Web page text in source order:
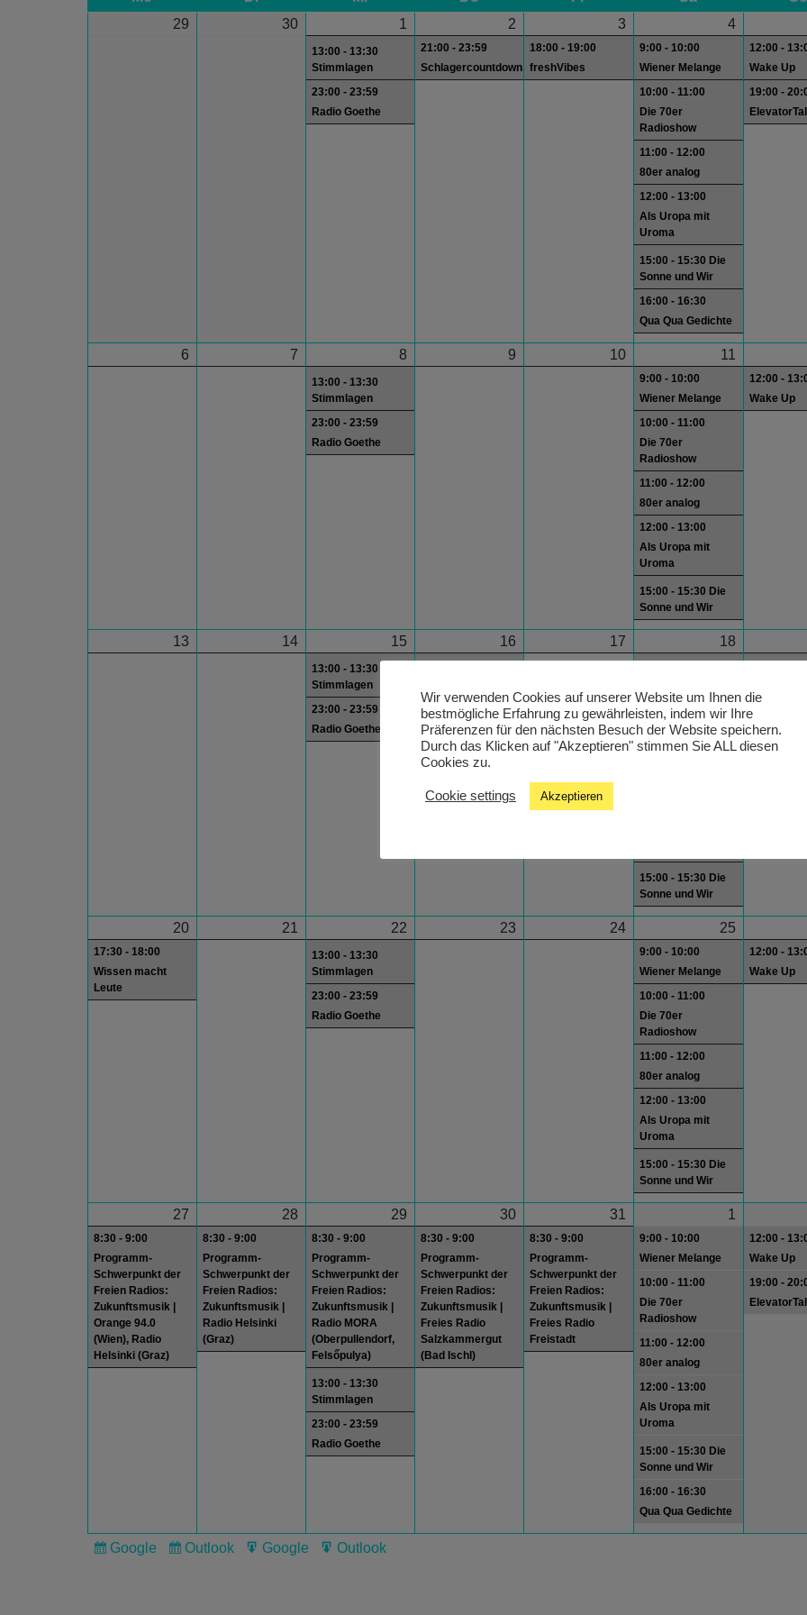
29
30 1
13:00 - 13:30
Stimmlagen
23:00 - 23:59
Radio Goethe
2
21:00 - 23:59
Schlagercountdown
3
18:00 - 19:00
freshVibes
4
9:00 - 10:00
Wiener Melange
10:00 - 11:00
Die 70er
Radioshow
11:00 - 12:00
80er analog
12:00 - 13:00
Als Uropa mit
Uroma
15:00 - 15:30 Die
Sonne und Wir
16:00 - 16:30
Qua Qua Gedichte
12:00 -
Wake Up
19:00 -
6 7 8
13:00 - 13:30
Stimmlagen
23:00 - 23:59
Radio Goethe
9 10 11
9:00 - 10:00
Wiener Melange
10:00 - 11:00
Die 70er
Radioshow
11:00 - 12:00
80er analog
12:00 - 13:00
Als Uropa mit
Uroma
15:00 - 15:30 Die
Sonne und Wir
12:00 -
Wake Up
13 14 15
13:00 - 13:30
Stimmlagen
23:00 - 23:59
Radio Goethe
16 17 18
10:00 - 11:00
Die 70er
Radioshow
15:00 - 15:30 Die
Sonne und Wir
20
17:30 - 18:00
Wissen macht
Leute
21 22
13:00 - 13:30
Stimmlagen
23:00 - 23:59
Radio Goethe
23 24 25
9:00 - 10:00
Wiener Melange
10:00 - 11:00
Die 70er
Radioshow
11:00 - 12:00
80er analog
12:00 - 13:00
Als Uropa mit
Uroma
15:00 - 15:30 Die
Sonne und Wir
12:00 -
Wake Up
27
8:30 - 9:00
Programm-
Schwerpunkt der
Freien Radios:
Zukunftsmusik |
Orange 94.0
(Wien), Radio
Helsinki (Graz)
28
8:30 - 9:00
Programm-
Schwerpunkt der
Freien Radios:
Zukunftsmusik |
Radio Helsinki
(Graz)
29
8:30 - 9:00
Programm-
Schwerpunkt der
Freien Radios:
Zukunftsmusik |
Radio MORA
(Oberpullendorf,
Felsőpulya)
13:00 - 13:30
Stimmlagen
23:00 - 23:59
Radio Goethe
30
8:30 - 9:00
Programm-
Schwerpunkt der
Freien Radios:
Zukunftsmusik |
Freies Radio
Salzkammergut
(Bad Ischl)
31
8:30 - 9:00
Programm-
Schwerpunkt der
Freien Radios:
Zukunftsmusik |
Freies Radio
Freistadt
1
9:00 - 10:00
Wiener Melange
10:00 - 11:00
Die 70er
Radioshow
11:00 - 12:00
80er analog
12:00 - 13:00
Als Uropa mit
Uroma
15:00 - 15:30 Die
Sonne und Wir
16:00 - 16:30
Qua Qua Gedichte
12:00 -
Wake Up
19:00 -
Subscribe
Google
Subscribe
Outlook
Export
Google
Export
Outlook
Wir verwenden Cookies auf unserer Website um Ihnen die
bestmögliche Erfahrung zu gewährleisten, indem wir Ihre
Präferenzen für den nächsten Besuch der Website speichern.
Durch das Klicken auf "Akzeptieren" stimmen Sie ALL diesen
Cookies zu.
Cookie settings Akzeptieren